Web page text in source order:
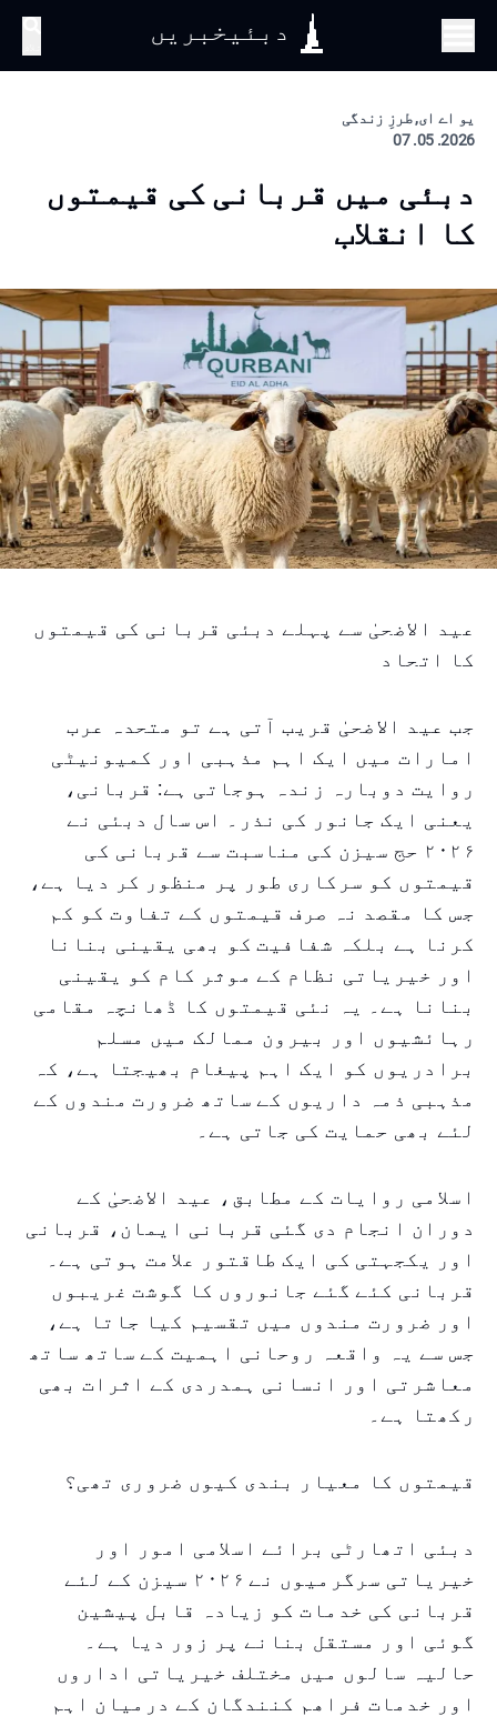
دبئیخبریں
یو اے ای, طرزِ زندگی
2026. 05. 07
دبئی میں قربانی کی قیمتوں
کا انقلاب
عید الاضحیٰ سے پہلے دبئی قربانی کی قیمتوں
کا اتحاد
جب عید الاضحیٰ قریب آتی ہے تو متحدہ عرب
امارات میں ایک اہم مذہبی اور کمیونیٹی
روایت دوبارہ زندہ ہوجاتی ہے: قربانی،
یعنی ایک جانور کی نذر۔ اس سال دبئی نے
۲۰۲۶ حج سیزن کی مناسبت سے قربانی کی
قیمتوں کو سرکاری طور پر منظور کر دیا ہے،
جس کا مقصد نہ صرف قیمتوں کے تفاوت کو کم
کرنا ہے بلکہ شفافیت کو بھی یقینی بنانا
اور خیریاتی نظام کے موثر کام کو یقینی
بنانا ہے۔ یہ نئی قیمتوں کا ڈھانچہ مقامی
رہائشیوں اور بیرون ممالک میں مسلم
برادریوں کو ایک اہم پیغام بھیجتا ہے، کہ
مذہبی ذمہ داریوں کے ساتھ ضرورت مندوں کے
لئے بھی حمایت کی جاتی ہے۔
اسلامی روایات کے مطابق، عید الاضحیٰ کے
دوران انجام دی گئی قربانی ایمان، قربانی
اور یکجہتی کی ایک طاقتور علامت ہوتی ہے۔
قربانی کئے گئے جانوروں کا گوشت غریبوں
اور ضرورت مندوں میں تقسیم کیا جاتا ہے،
جس سے یہ واقعہ روحانی اہمیت کے ساتھ ساتھ
معاشرتی اور انسانی ہمدردی کے اثرات بھی
رکھتا ہے۔
قیمتوں کا معیار بندی کیوں ضروری تھی؟
دبئی اتھارٹی برائے اسلامی امور اور
خیریاتی سرگرمیوں نے ۲۰۲۶ سیزن کے لئے
قربانی کی خدمات کو زیادہ قابل پیشین
گوئی اور مستقل بنانے پر زور دیا ہے۔
حالیہ سالوں میں مختلف خیریاتی اداروں
اور خدمات فراهم کنندگان کے درمیان اہم